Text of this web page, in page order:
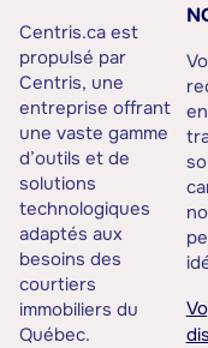
Centris.ca est
propulsé par
Centris, une
entreprise offrant
une vaste gamme
d’outils et de
solutions
technologiques
adaptés aux
besoins des
courtiers
immobiliers du
Québec.